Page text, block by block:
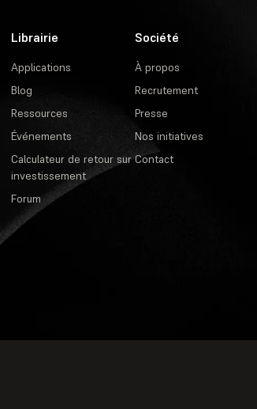
Librairie
Applications
Blog
Ressources
Événements
Calculateur de retour sur
investissement
Forum
Société
À propos
Recrutement
Presse
Nos initiatives
Contact